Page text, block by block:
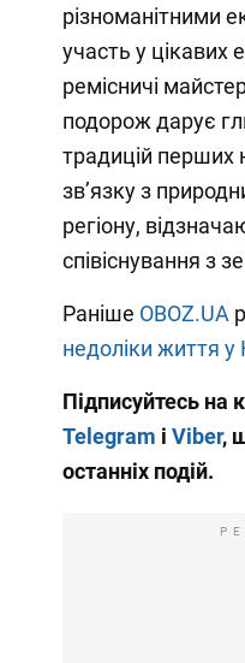
різноманітними
участь у цікавих
ремісничі
подорож дарує
традицій перших
зв’язку з
регіону,
співіснування з
Раніше OBOZ.UA
недоліки життя у
Підписуйтесь на
Telegram і Viber,
останніх подій.